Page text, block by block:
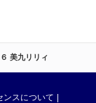
美九リリィ
ンスについて